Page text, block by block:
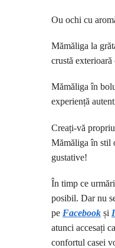
Ou ochi cu
Mămăliga la
crustă exterioară
Mămăliga în
experiență
Creați-vă
Mămăliga în stil
gustative!
În timp ce
posibil. Dar nu
pe Facebook și I
atunci accesați
confortul casei